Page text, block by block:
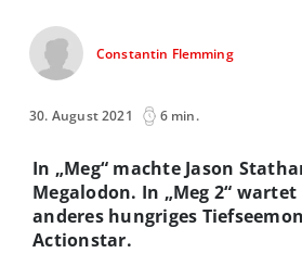
Constantin Flemming
30. August 2021 6 min.
In „Meg“ machte Jason
Megalodon. In „Meg 2“
anderes hungriges
Actionstar.